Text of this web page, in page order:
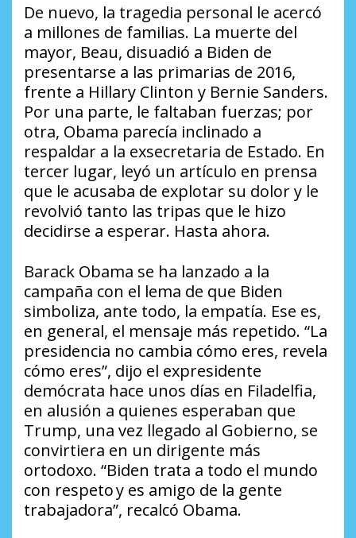
De nuevo, la tragedia personal le acercó
a millones de familias. La muerte del
mayor, Beau, disuadió a Biden de
presentarse a las primarias de 2016,
frente a Hillary Clinton y Bernie Sanders.
Por una parte, le faltaban fuerzas; por
otra, Obama parecía inclinado a
respaldar a la exsecretaria de Estado. En
tercer lugar, leyó un artículo en prensa
que le acusaba de explotar su dolor y le
revolvió tanto las tripas que le hizo
decidirse a esperar. Hasta ahora.
Barack Obama se ha lanzado a la
campaña con el lema de que Biden
simboliza, ante todo, la empatía. Ese es,
en general, el mensaje más repetido. “La
presidencia no cambia cómo eres, revela
cómo eres”, dijo el expresidente
demócrata hace unos días en Filadelfia,
en alusión a quienes esperaban que
Trump, una vez llegado al Gobierno, se
convirtiera en un dirigente más
ortodoxo. “Biden trata a todo el mundo
con respeto y es amigo de la gente
trabajadora”, recalcó Obama.